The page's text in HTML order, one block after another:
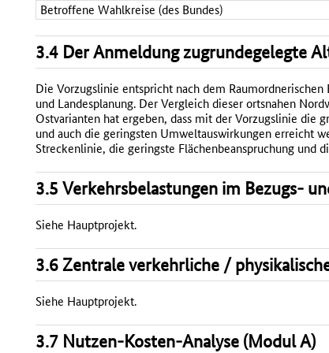
Betroffene Wahlkreise (des Bundes)
3.4 Der Anmeldung zugrundegelegte
Die Vorzugslinie entspricht nach dem
und Landesplanung. Der Vergleich dieser ortsnahen
Ostvarianten hat ergeben, dass mit der Vorzugslinie die
und auch die geringsten Umweltauswirkungen erreicht
Streckenlinie, die geringste Flächenbeanspruchung und
3.5 Verkehrsbelastungen im Bezugs-
Siehe Hauptprojekt.
3.6 Zentrale verkehrliche /
Siehe Hauptprojekt.
3.7 Nutzen-Kosten-Analyse (Modul A)